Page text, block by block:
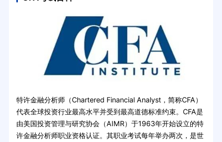
特许金融分析师（Chartered Financial Analyst，简称CFA）
代表全球投资行业最高水平并受到最高道德标准约束。CFA是
由美国投资管理与研究协会（AIMR）于1963年开始设立的特
许金融分析师职业资格认证。其职业考试每年举办两次，是世